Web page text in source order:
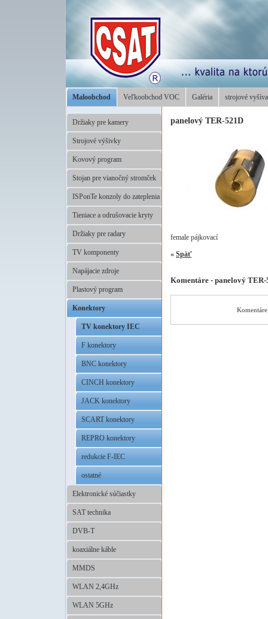
Maloobchod Veľkoobchod VOC Galéria strojové
Držiaky pre kamery
Strojové výšivky
Kovový program
Stojan pre vianočný stromček
ISPonTe konzoly do zateplenia
Tieniace a odrušovacie kryty
Držiaky pre radary
TV komponenty
Napájacie zdroje
Plastový program
Konektory
TV konektory IEC
F konektory
BNC konektory
CINCH konektory
JACK konektory
SCART konektory
REPRO konektory
redukcie F-IEC
ostatné
Elektronické súčiastky
SAT technika
DVB-T
koaxiálne káble
MMDS
WLAN 2,4GHz
WLAN 5GHz
panelový TER-521D
female pájkovací
« Späť
Komentáre - panelový TER-